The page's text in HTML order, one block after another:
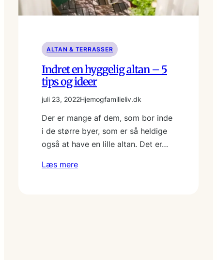
ALTAN & TERRASSER
Indret en hyggelig altan – 5
tips og ideer
juli 23, 2022Hjemogfamilieliv.dk
Der er mange af dem, som bor inde
i de større byer, som er så heldige
også at have en lille altan. Det er…
Læs mere